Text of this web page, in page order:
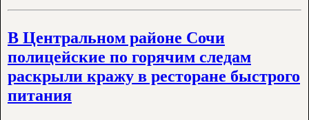
В Центральном районе Сочи
полицейские по горячим следам
раскрыли кражу в ресторане быстрого
питания